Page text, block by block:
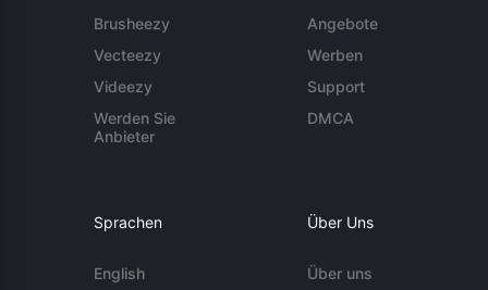
Brusheezy
Vecteezy
Videezy
Werden Sie
Anbieter
Angebote
Werben
Support
DMCA
Sprachen
English
Über Uns
Über uns